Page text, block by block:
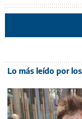
Lo más leído por